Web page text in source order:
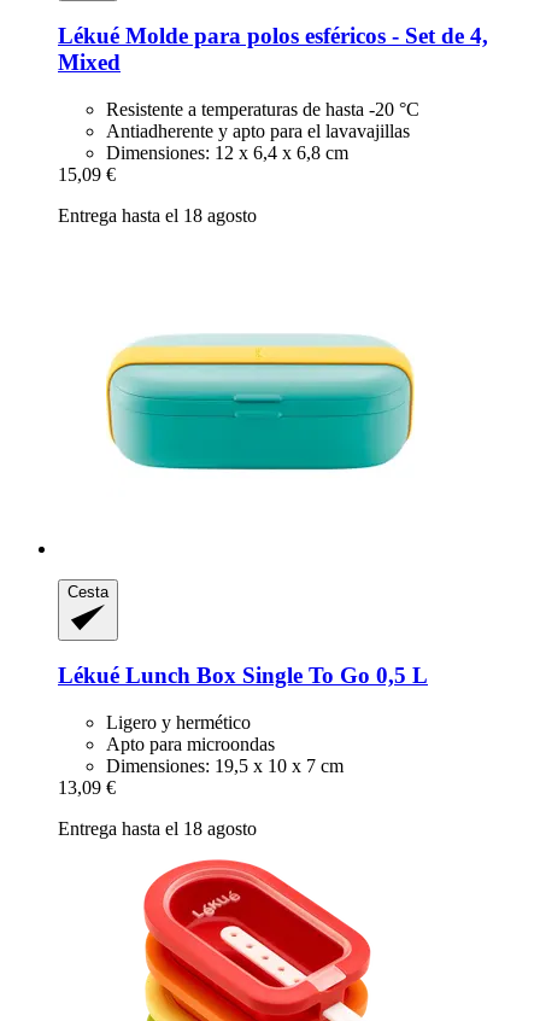
Lékué Molde para polos esféricos -​ Set de 4,
Mixed
Resistente a temperaturas de hasta -20 °C
Antiadherente y apto para el lavavajillas
Dimensiones: 12 x 6,4 x 6,8 cm
15,09 €
Entrega hasta el 18 agosto
Cesta
Lékué Lunch Box Single To Go 0,5 L
Ligero y hermético
Apto para microondas
Dimensiones: 19,5 x 10 x 7 cm
13,09 €
Entrega hasta el 18 agosto